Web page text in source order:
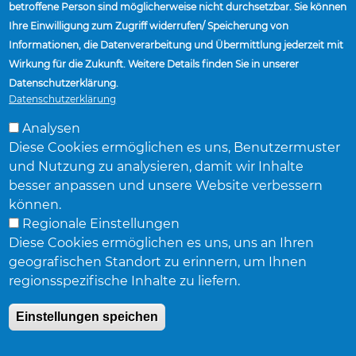
LIEFERANTEN
ANLAGEN UND STANDORTE
Accuride Corporation,
Michigan 48152
© Accuride Corporation.Alle Rechte vorbehalten.
Datenschutzerklärung.
betroffene Person sind möglicherweise nicht durchsetzbar. Sie können
Ihre Einwilligung zum Zugriff widerrufen/ Speicherung von
Informationen, die Datenverarbeitung und Übermittlung jederzeit mit
Wirkung für die Zukunft. Weitere Details finden Sie in unserer
Datenschutzerklärung.
Datenschutzerklärung
Analysen
Diese Cookies ermöglichen es uns, Benutzermuster
und Nutzung zu analysieren, damit wir Inhalte
besser anpassen und unsere Website verbessern
können.
Regionale Einstellungen
Diese Cookies ermöglichen es uns, uns an Ihren
geografischen Standort zu erinnern, um Ihnen
regionsspezifische Inhalte zu liefern.
Einstellungen speichen